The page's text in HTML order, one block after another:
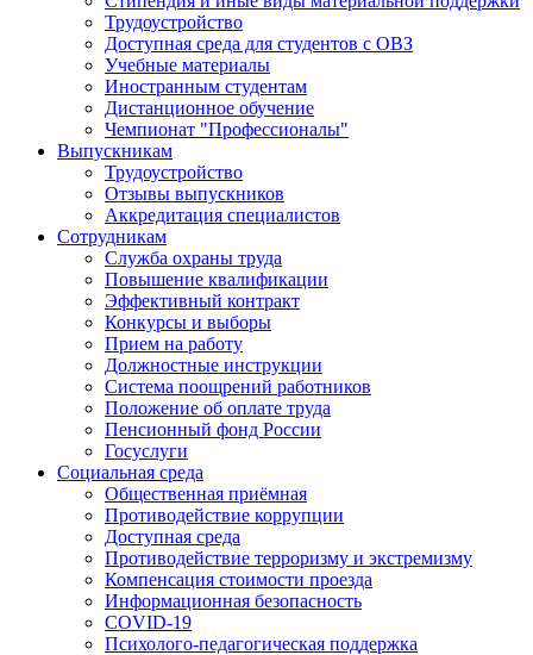
Трудоустройство
Доступная среда для студентов с ОВЗ
Учебные материалы
Иностранным студентам
Дистанционное обучение
Чемпионат "Профессионалы"
Выпускникам
Трудоустройство
Отзывы выпускников
Аккредитация специалистов
Сотрудникам
Служба охраны труда
Повышение квалификации
Эффективный контракт
Конкурсы и выборы
Прием на работу
Должностные инструкции
Система поощрений работников
Положение об оплате труда
Пенсионный фонд России
Госуслуги
Социальная среда
Общественная приёмная
Противодействие коррупции
Доступная среда
Противодействие терроризму и экстремизму
Компенсация стоимости проезда
Информационная безопасность
COVID-19
Психолого-педагогическая поддержка